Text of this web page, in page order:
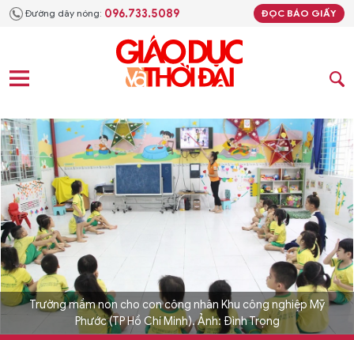
Đường dây nóng: 096.733.5089 ĐỌC BÁO GIẤY
Trường mầm non cho con công nhân Khu công nghiệp Mỹ
Phước (TP Hồ Chí Minh). Ảnh: Đình Trọng